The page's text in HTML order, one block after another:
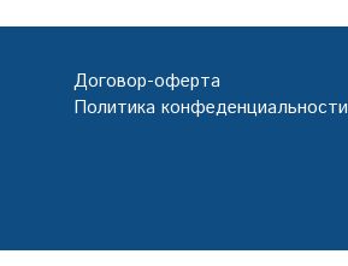
Договор-оферта
Политика конфеденциальности